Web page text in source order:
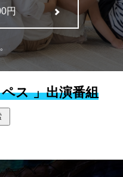
円
ス 」出演番組